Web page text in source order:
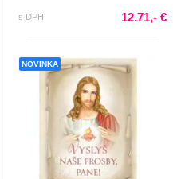
s DPH 12.71,- €
NOVINKA